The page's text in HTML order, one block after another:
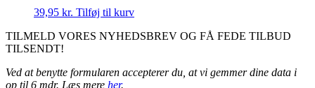
39,95 kr. Tilføj til kurv
TILMELD VORES NYHEDSBREV OG FÅ FEDE TILBUD
TILSENDT!
Ved at benytte formularen accepterer du, at vi gemmer dine data i
op til 6 mdr. Læs mere her.